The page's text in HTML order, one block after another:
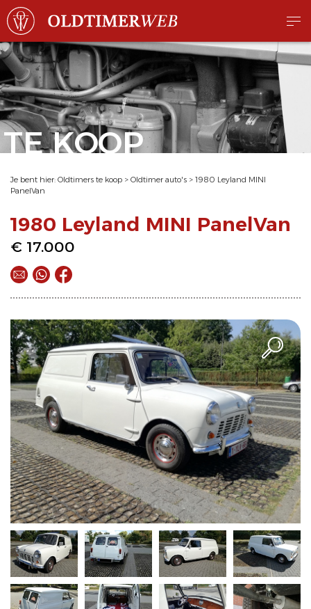
TE KOOP
Je bent hier: Oldtimers te koop > Oldtimer auto's > 1980 Leyland MINI
PanelVan
1980 Leyland MINI PanelVan
€ 17.000